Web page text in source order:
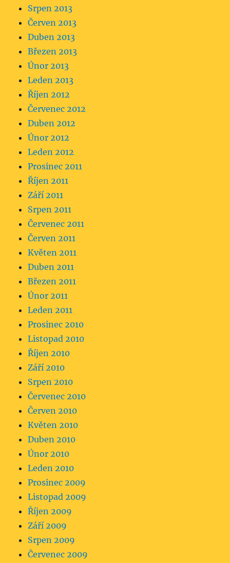
Srpen 2013
Červen 2013
Duben 2013
Březen 2013
Únor 2013
Leden 2013
Říjen 2012
Červenec 2012
Duben 2012
Únor 2012
Leden 2012
Prosinec 2011
Říjen 2011
Září 2011
Srpen 2011
Červenec 2011
Červen 2011
Květen 2011
Duben 2011
Březen 2011
Únor 2011
Leden 2011
Prosinec 2010
Listopad 2010
Říjen 2010
Září 2010
Srpen 2010
Červenec 2010
Červen 2010
Květen 2010
Duben 2010
Únor 2010
Leden 2010
Prosinec 2009
Listopad 2009
Říjen 2009
Září 2009
Srpen 2009
Červenec 2009